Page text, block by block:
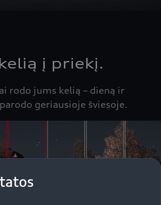
į priekį.
rodo jums kelią – dieną ir
geriausioje šviesoje.